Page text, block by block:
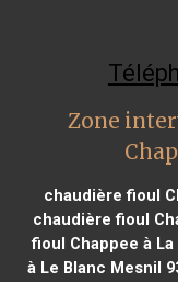
Zone
chaudière fioul
chaudière fioul
fioul Chappee à La
à Le Blanc Mesnil